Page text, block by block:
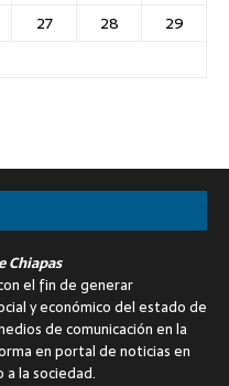
27 28
29
Chiapas
el fin de generar
y económico del estado de
de comunicación en la
en portal de noticias en
la sociedad.